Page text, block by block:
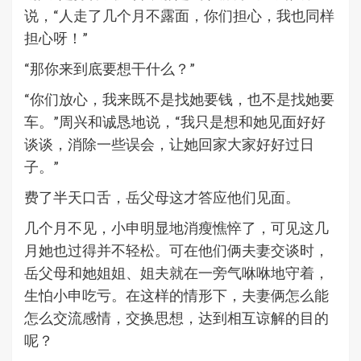
说，“人走了几个月不露面，你们担心，我也同样
担心呀！”
“那你来到底要想干什么？”
“你们放心，我来既不是找她要钱，也不是找她要
车。”周兴和诚恳地说，“我只是想和她见面好好
谈谈，消除一些误会，让她回家大家好好过日
子。”
费了半天口舌，岳父母这才答应他们见面。
几个月不见，小申明显地消瘦憔悴了，可见这几
月她也过得并不轻松。可在他们俩夫妻交谈时，
岳父母和她姐姐、姐夫就在一旁气咻咻地守着，
生怕小申吃亏。在这样的情形下，夫妻俩怎么能
怎么交流感情，交换思想，达到相互谅解的目的
呢？